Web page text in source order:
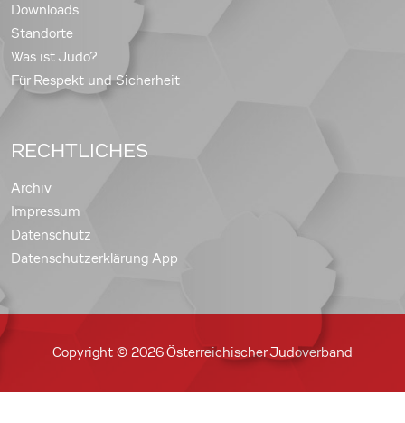
Downloads
Standorte
Was ist Judo?
Für Respekt und Sicherheit
RECHTLICHES
Archiv
Impressum
Datenschutz
Datenschutzerklärung App
Copyright © 2026 Österreichischer Judoverband